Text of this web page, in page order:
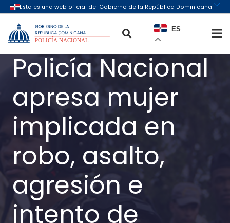
ES
Policía Nacional
apresa mujer
implicada en
robo, asalto,
agresión e
intento de